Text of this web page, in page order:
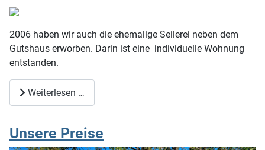
2006 haben wir auch die ehemalige Seilerei neben dem
Gutshaus erworben. Darin ist eine individuelle Wohnung
entstanden.
Weiterlesen …
Unsere Preise